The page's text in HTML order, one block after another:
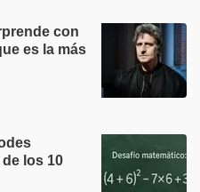
con
es la más
los 10